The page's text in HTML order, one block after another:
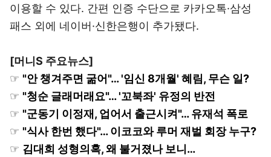
이용할 수 있다. 간편 인증 수단으로 카카오톡·삼성
패스 외에 네이버·신한은행이 추가됐다.
[머니S 주요뉴스]
☞ "안 챙겨주면 굶어"… '임신 8개월' 혜림, 무슨 일?
☞ "청순 글래머래요"… '꼬북좌' 유정의 반전
☞ "군동기 이정재, 업어서 출근시켜"… 유재석 폭로
☞ "식사 한번 했다"… 이코코와 루머 재벌 회장 누구?
☞ 김대희 성형의혹, 왜 불거졌나 보니…